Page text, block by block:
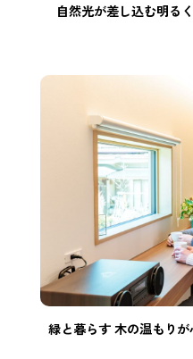
自然光が差し込む明る
緑と暮らす 木の温もり